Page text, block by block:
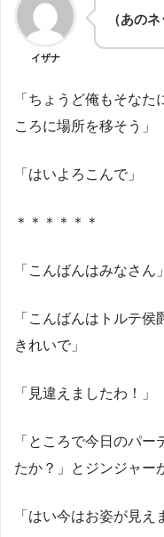
イザナ
（あの
「ちょうど俺もそな
ころに場所を移そう」
「はいよろこんで」
＊＊＊＊＊＊
「こんばんはみなさん」
「こんばんはトルテ
きれいで」
「見違えましたわ！」
「ところで今日のパ
たか？」とジンジャー
「はい今はお姿が見え